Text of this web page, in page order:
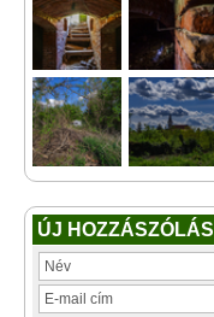
ÚJ HOZZÁSZÓLÁS